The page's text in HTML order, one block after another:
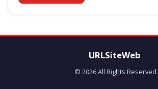
URLSiteWeb
© 2026 All Rights Reserved.